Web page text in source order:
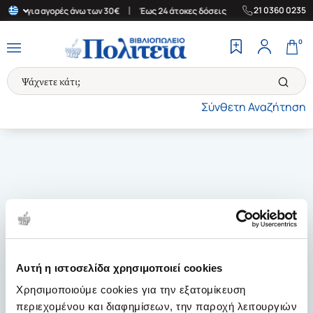
Αυτή η ιστοσελίδα χρησιμοποιεί cookies
Χρησιμοποιούμε cookies για την εξατομίκευση
περιεχομένου και διαφημίσεων, την παροχή λειτουργιών
για αγορές άνω των 30€ Έως 24 άτοκες δόσεις | Δωρεάν
21 0360 0235
Σύνθετη Αναζήτηση
0